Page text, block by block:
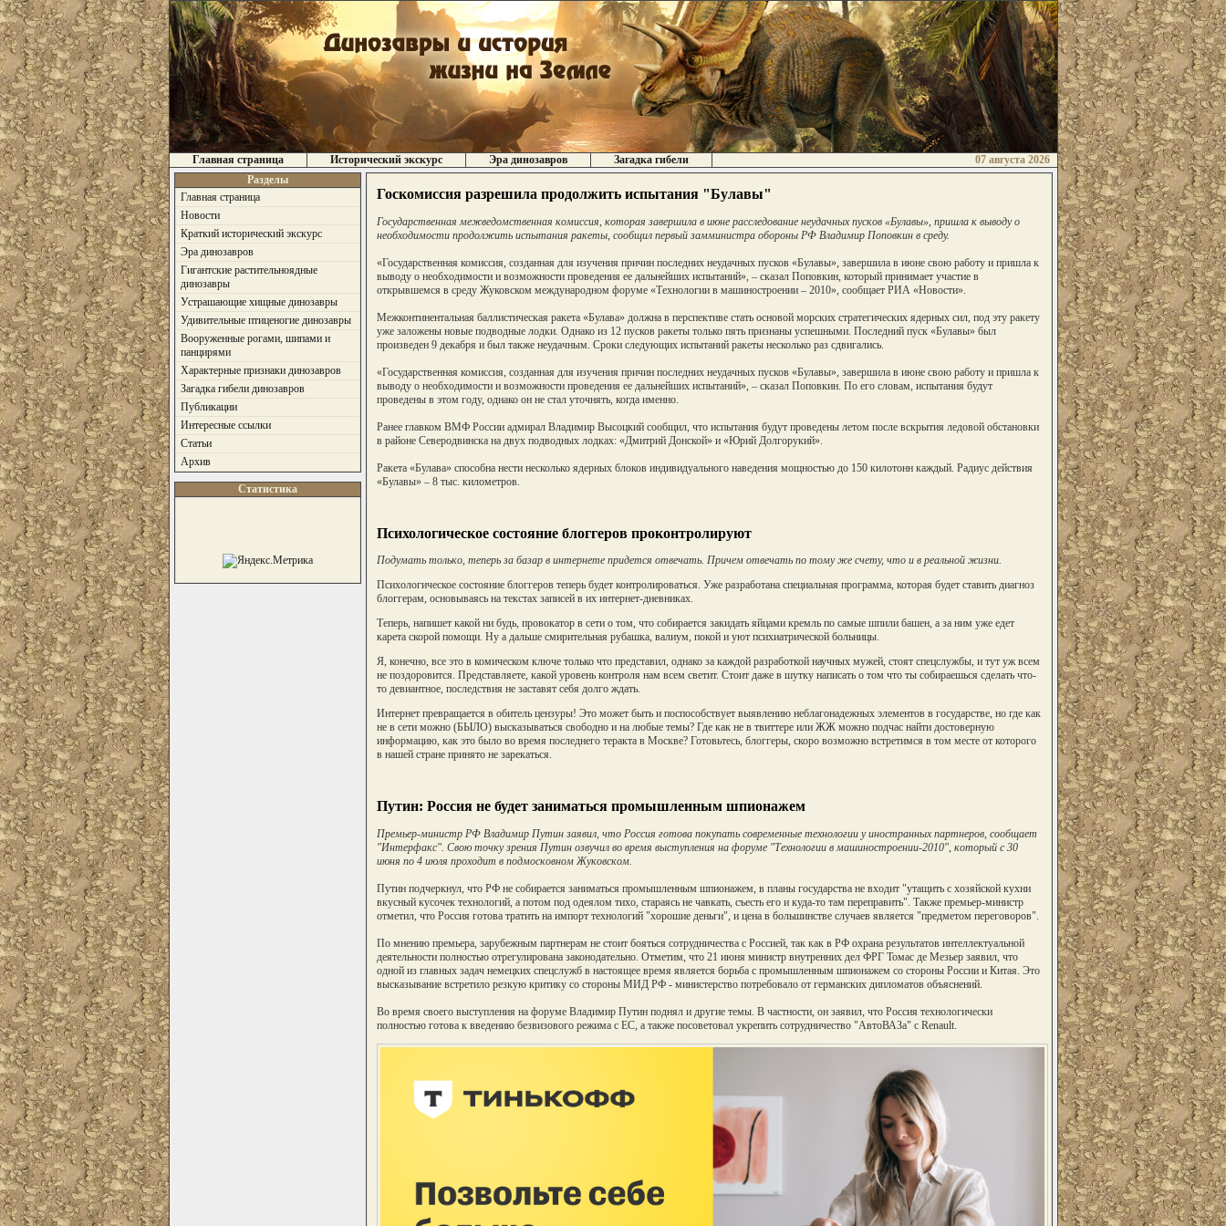
Главная страница Исторический экскурс Эра динозавров Загадка гибели
07 августа 2026
Разделы
Главная страница
Новости
Краткий исторический экскурс
Эра динозавров
Гигантские растительноядные
динозавры
Устрашающие хищные динозавры
Удивительные птиценогие динозавры
Вооруженные рогами, шипами и
панцирями
Характерные признаки динозавров
Загадка гибели динозавров
Публикации
Интересные ссылки
Статьи
Архив
Статистика
Госкомиссия разрешила продолжить испытания "Булавы"
Государственная межведомственная комиссия, которая завершила в июне расследование неудачных пусков «Булавы», пришла к выводу о
необходимости продолжить испытания ракеты, сообщил первый замминистра обороны РФ Владимир Поповкин в среду.
«Государственная комиссия, созданная для изучения причин последних неудачных пусков «Булавы», завершила в июне свою работу и пришла к
выводу о необходимости и возможности проведения ее дальнейших испытаний», – сказал Поповкин, который принимает участие в
открывшемся в среду Жуковском международном форуме «Технологии в машиностроении – 2010», сообщает РИА «Новости».
Межконтинентальная баллистическая ракета «Булава» должна в перспективе стать основой морских стратегических ядерных сил, под эту ракету
уже заложены новые подводные лодки. Однако из 12 пусков ракеты только пять признаны успешными. Последний пуск «Булавы» был
произведен 9 декабря и был также неудачным. Сроки следующих испытаний ракеты несколько раз сдвигались.
«Государственная комиссия, созданная для изучения причин последних неудачных пусков «Булавы», завершила в июне свою работу и пришла к
выводу о необходимости и возможности проведения ее дальнейших испытаний», – сказал Поповкин. По его словам, испытания будут
проведены в этом году, однако он не стал уточнять, когда именно.
Ранее главком ВМФ России адмирал Владимир Высоцкий сообщил, что испытания будут проведены летом после вскрытия ледовой обстановки
в районе Северодвинска на двух подводных лодках: «Дмитрий Донской» и «Юрий Долгорукий».
Ракета «Булава» способна нести несколько ядерных блоков индивидуального наведения мощностью до 150 килотонн каждый. Радиус действия
«Булавы» – 8 тыс. километров.
Психологическое состояние блоггеров проконтролируют
Подумать только, теперь за базар в интернете придется отвечать. Причем отвечать по тому же счету, что и в реальной жизни.
Психологическое состояние блоггеров теперь будет контролироваться. Уже разработана специальная программа, которая будет ставить диагноз
блоггерам, основываясь на текстах записей в их интернет-дневниках.
Теперь, напишет какой ни будь, провокатор в сети о том, что собирается закидать яйцами кремль по самые шпили башен, а за ним уже едет
карета скорой помощи. Ну а дальше смирительная рубашка, валиум, покой и уют психиатрической больницы.
Я, конечно, все это в комическом ключе только что представил, однако за каждой разработкой научных мужей, стоят спецслужбы, и тут уж всем
не поздоровится. Представляете, какой уровень контроля нам всем светит. Стоит даже в шутку написать о том что ты собираешься сделать что-
то девиантное, последствия не заставят себя долго ждать.
Интернет превращается в обитель цензуры! Это может быть и поспособствует выявлению неблагонадежных элементов в государстве, но где как
не в сети можно (БЫЛО) высказываться свободно и на любые темы? Где как не в твиттере или ЖЖ можно подчас найти достоверную
информацию, как это было во время последнего теракта в Москве? Готовьтесь, блоггеры, скоро возможно встретимся в том месте от которого
в нашей стране принято не зарекаться.
Путин: Россия не будет заниматься промышленным шпионажем
Премьер-министр РФ Владимир Путин заявил, что Россия готова покупать современные технологии у иностранных партнеров, сообщает
"Интерфакс". Свою точку зрения Путин озвучил во время выступления на форуме "Технологии в машиностроении-2010", который с 30
июня по 4 июля проходит в подмосковном Жуковском.
Путин подчеркнул, что РФ не собирается заниматься промышленным шпионажем, в планы государства не входит "утащить с хозяйской кухни
вкусный кусочек технологий, а потом под одеялом тихо, стараясь не чавкать, съесть его и куда-то там переправить". Также премьер-министр
отметил, что Россия готова тратить на импорт технологий "хорошие деньги", и цена в большинстве случаев является "предметом переговоров".
По мнению премьера, зарубежным партнерам не стоит бояться сотрудничества с Россией, так как в РФ охрана результатов интеллектуальной
деятельности полностью отрегулирована законодательно. Отметим, что 21 июня министр внутренних дел ФРГ Томас де Мезьер заявил, что
одной из главных задач немецких спецслужб в настоящее время является борьба с промышленным шпионажем со стороны России и Китая. Это
высказывание встретило резкую критику со стороны МИД РФ - министерство потребовало от германских дипломатов объяснений.
Во время своего выступления на форуме Владимир Путин поднял и другие темы. В частности, он заявил, что Россия технологически
полностью готова к введению безвизового режима с ЕС, а также посоветовал укрепить сотрудничество "АвтоВАЗа" с Renault.